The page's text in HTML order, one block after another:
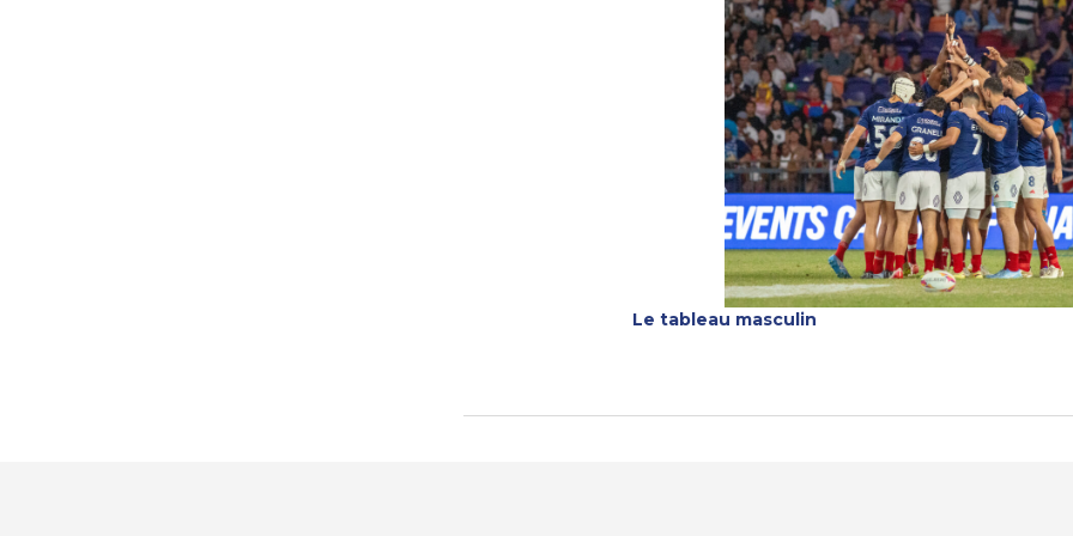
Le tableau masculin